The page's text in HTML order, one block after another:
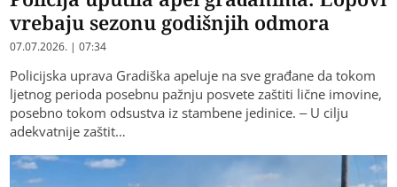
vrebaju sezonu godišnjih odmora
07.07.2026. | 07:34
Policijska uprava Gradiška apeluje na sve građane da tokom
ljetnog perioda posebnu pažnju posvete zaštiti lične imovine,
posebno tokom odsustva iz stambene jedinice. – U cilju
adekvatnije zaštit…